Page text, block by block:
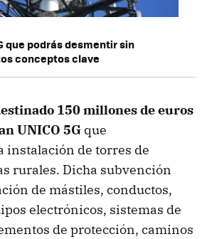
que podrás desmentir sin
conceptos clave
150 millones de euros
UNICO 5G que
instalación de torres de
rurales. Dicha subvención
de mástiles, conductos,
electrónicos, sistemas de
de protección, caminos